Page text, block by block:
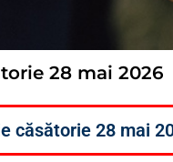
28 mai 2026
căsătorie 28 mai